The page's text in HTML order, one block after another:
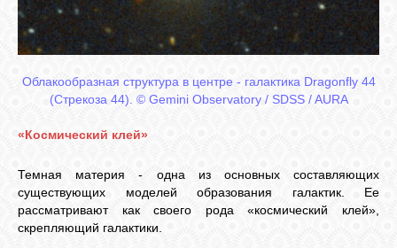
Облакообразная структура в центре - галактика Dragonfly 44
(Стрекоза 44). © Gemini Observatory / SDSS / AURA
«Космический клей»
Темная материя - одна из основных составляющих
существующих моделей образования галактик. Ее
рассматривают как своего рода «космический клей»,
скрепляющий галактики.